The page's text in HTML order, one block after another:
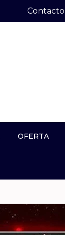
Contacto
OFERTA